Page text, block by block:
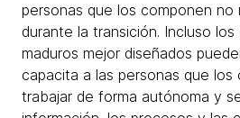
personas que los componen no
durante la transición. Incluso
maduros mejor diseñados
capacita a las personas que los
trabajar de forma autónoma y